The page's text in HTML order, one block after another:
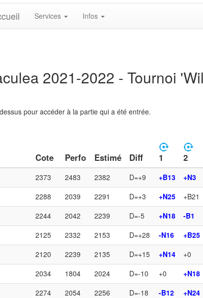
Services Infos
2021-2022 - Tournoi
pour accéder à la partie qui a été entrée.
Cote Perfo Estimé Diff 1 2
2373 2483 2382 D=+9 +B13 +N3
2288 2039 2291 D=+3 +N25 +B21
2244 2042 2239 D=-5 +N18 -B1
2125 2332 2153 D=+28 -N16 +B25
2120 2239 2135 D=+15 +N14 +0
2034 1804 2024 D=-10 +0 +N18
2274 2054 2256 D=-18 -B12 +N24